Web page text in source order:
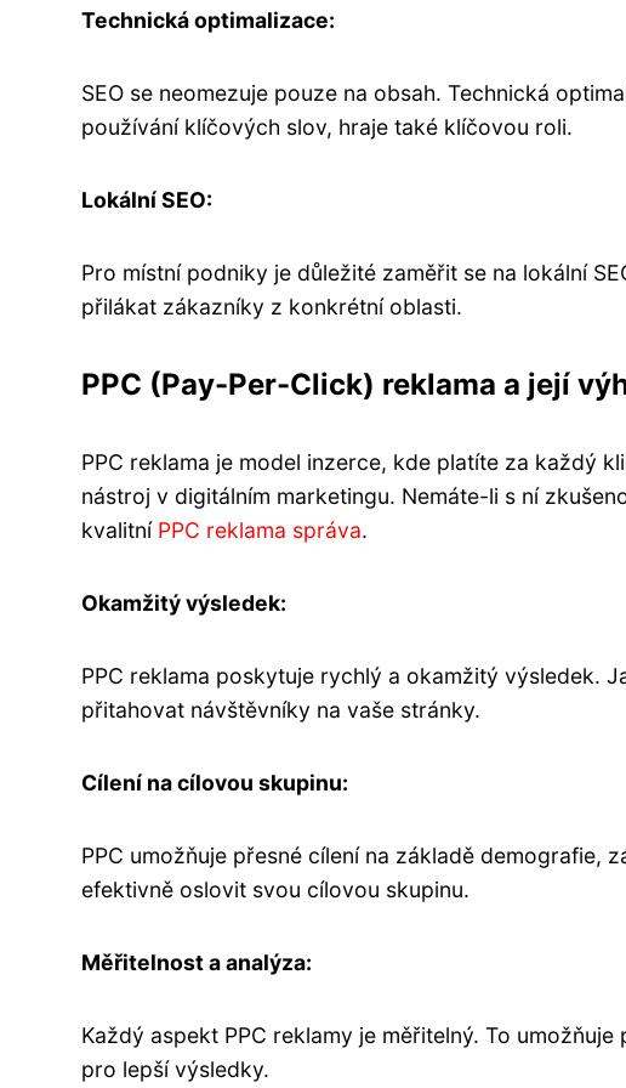
Technická optimalizace:
SEO se neomezuje pouze na obsah. Technická
používání klíčových slov, hraje také klíčovou roli.
Lokální SEO:
Pro místní podniky je důležité zaměřit se na lokální
přilákat zákazníky z konkrétní oblasti.
PPC (Pay-Per-Click) reklama a její
PPC reklama je model inzerce, kde platíte za každý
nástroj v digitálním marketingu. Nemáte-li s ní
kvalitní PPC reklama správa.
Okamžitý výsledek:
PPC reklama poskytuje rychlý a okamžitý výsledek.
přitahovat návštěvníky na vaše stránky.
Cílení na cílovou skupinu:
PPC umožňuje přesné cílení na základě demografie,
efektivně oslovit svou cílovou skupinu.
Měřitelnost a analýza:
Každý aspekt PPC reklamy je měřitelný. To
pro lepší výsledky.